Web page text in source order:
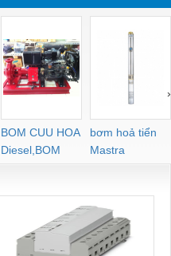
BOM CUU HOA
Diesel,BOM
CHUA CHAY
bơm hoả tiển
Mastra
›